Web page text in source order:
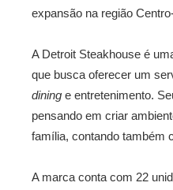
expansão na região
A Detroit Steakhouse é
que busca oferecer um
dining e entretenimento.
pensando em criar
família, contando também
A marca conta com 22